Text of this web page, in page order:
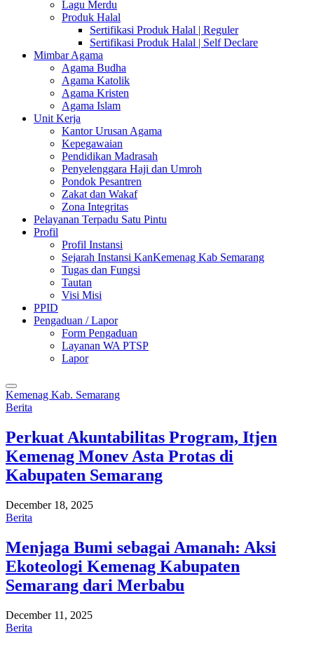
Lagu Merdu
Produk Halal
Sertifikasi Produk Halal | Reguler
Sertifikasi Produk Halal | Self Declare
Mimbar Agama
Agama Budha
Agama Katolik
Agama Kristen
Agama Islam
Unit Kerja
Kantor Urusan Agama
Kepegawaian
Pendidikan Madrasah
Penyelenggara Haji dan Umroh
Pondok Pesantren
Zakat dan Wakaf
Zona Integritas
Pelayanan Terpadu Satu Pintu
Profil
Profil Instansi
Sejarah Instansi KanKemenag Kab Semarang
Tugas dan Fungsi
Tautan
Visi Misi
PPID
Pengaduan / Lapor
Form Pengaduan
Layanan WA PTSP
Lapor
Kemenag Kab. Semarang
Berita
Perkuat Akuntabilitas Program, Itjen
Kemenag Monev Asta Protas di
Kabupaten Semarang
December 18, 2025
Berita
Menjaga Bumi sebagai Amanah: Aksi
Ekoteologi Kemenag Kabupaten
Semarang dari Merbabu
December 11, 2025
Berita